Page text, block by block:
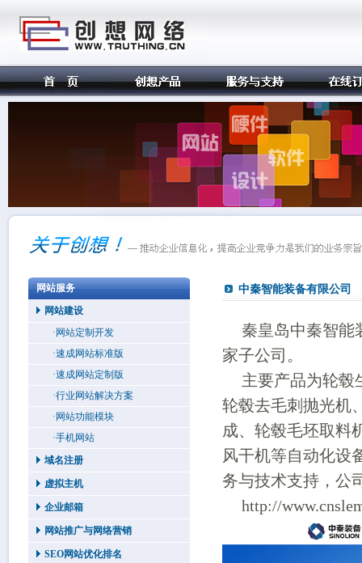
网站服务
网站建设
·网站定制开发
·速成网站标准版
·速成网站定制版
·行业网站解决方案
·网站功能模块
·手机网站
域名注册
虚拟主机
企业邮箱
网站推广与网络营销
SEO网站优化排名
中秦智能装备有限公司
秦皇岛中秦智能
家子公司。
主要产品为轮毂
轮毂去毛刺抛光机
成、轮毂毛坯取料
风干机等自动化设
务与技术支持，公
http://